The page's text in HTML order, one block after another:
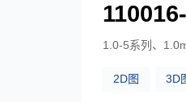
1.0-5系列、
2D图 3D